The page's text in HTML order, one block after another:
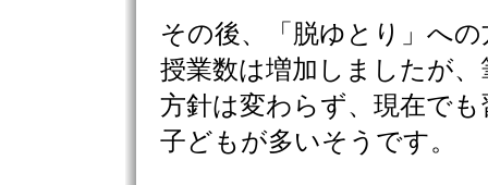
その後、「脱ゆとり」へ
授業数は増加しましたが、
方針は変わらず、現在で
子どもが多いそうです。